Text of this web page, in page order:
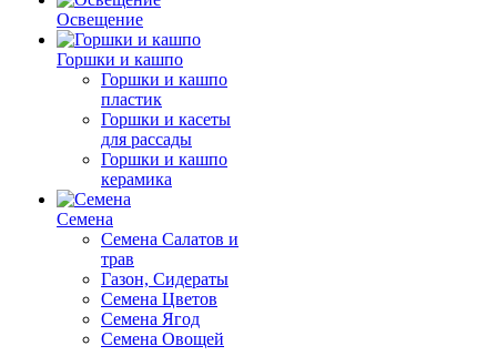
Освещение
Горшки и кашпо
Горшки и кашпо
пластик
Горшки и касеты
для рассады
Горшки и кашпо
керамика
Семена
Семена Салатов и
трав
Газон, Сидераты
Семена Цветов
Семена Ягод
Семена Овощей